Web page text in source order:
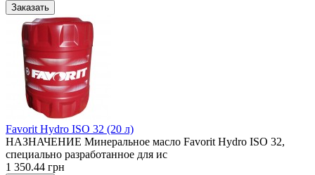
Favorit Hydro ISO 32 (20 л)
НАЗНАЧЕНИЕ Минеральное масло Favorit Hydro ISO 32,
специально разработанное для ис
1 350.44 грн